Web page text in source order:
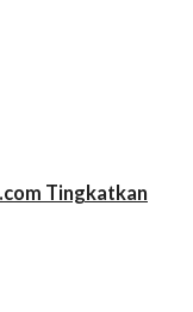
Tingkatkan